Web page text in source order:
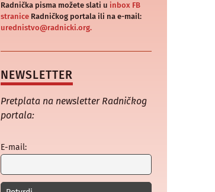
Radnička pisma možete slati u inbox FB
straniceRadničkog portala ili na e-mail:
urednistvo@radnicki.org.
NEWSLETTER
Pretplata na newsletter Radničkog
portala:
E-mail: